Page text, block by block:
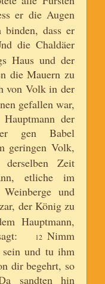
er die Augen
binden, dass er
die Chaldäer
Haus und der
die Mauern zu
von Volk in der
gefallen war,
der
gen Babel
geringen Volk,
Zeit
etliche im
und
der König zu
Hauptmann,
12 Nimm
und tu ihm
dir begehrt, so
sandten hin